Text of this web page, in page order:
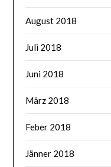
August 2018
Juli 2018
Juni 2018
März 2018
Feber 2018
Jänner 2018